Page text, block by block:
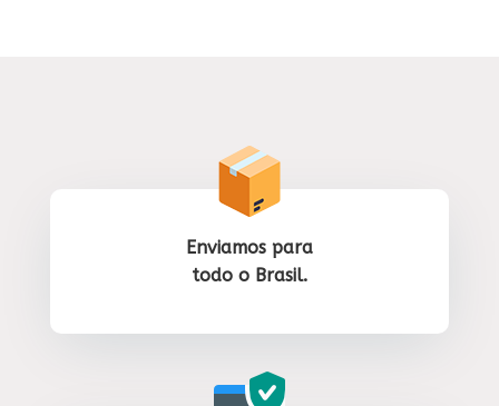
Enviamos para
todo o Brasil.